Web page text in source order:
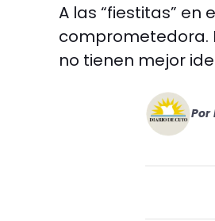
A las “fiestitas”
comprometedora.
no tienen mejor
Por